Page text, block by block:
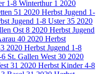
1-8 Winterthur 1 2020
51 2020 Herbst Jugend 1-
Jugend 1-8 Uster35 2020
Ost 8 2020 Herbst Jugend
40 2020 Herbst
2020 Herbst Jugend 1-8
St. Gallen West 30 2020
31 2020 Herbst Kinder 4-8